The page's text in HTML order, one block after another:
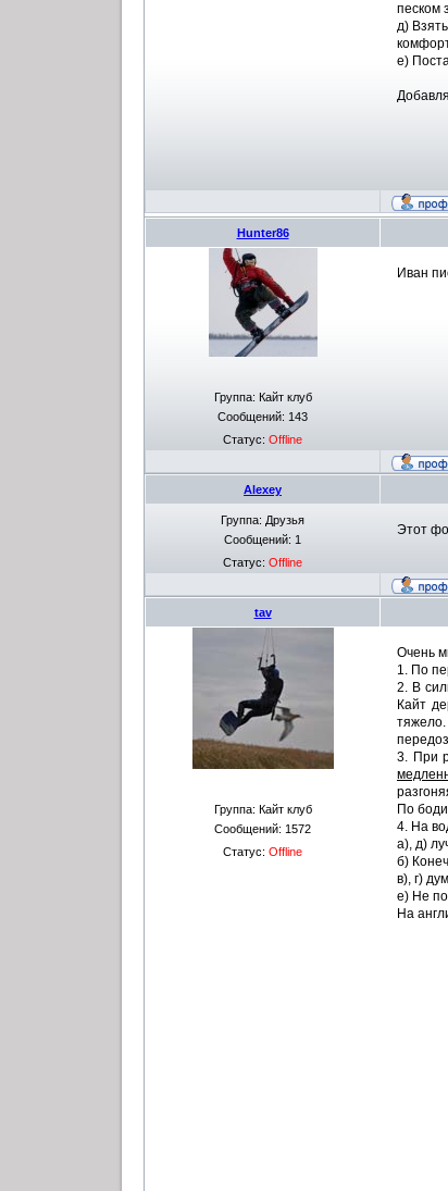
песком
д)
е)
Hunter86
Группа: Кайт клуб
Сообщений: 143
Статус: Offline
Иван
Alexey
Группа: Друзья
Сообщений: 1
Статус: Offline
Этот
tav
Группа: Кайт клуб
Сообщений: 1572
Статус: Offline
Очень
1. По
2. В
Кайт
3. При
По
4. На
а), д)
б)
в), г)
е) Не
На